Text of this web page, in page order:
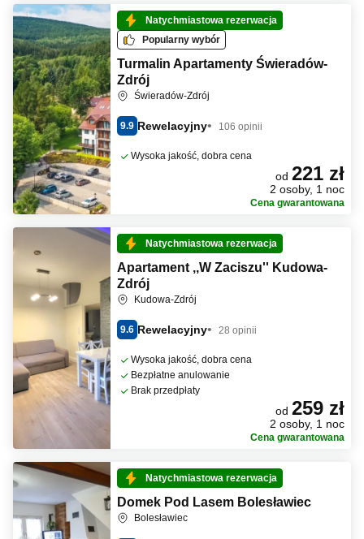
Natychmiastowa rezerwacja
Popularny wybór
Turmalin Apartamenty Świeradów-
Zdrój
Świeradów-Zdrój
9.9 Rewelacyjny 106 opinii
Wysoka jakość, dobra cena
od 221 zł
2 osoby, 1 noc
Cena gwarantowana
Natychmiastowa rezerwacja
Apartament ,,W Zaciszu'' Kudowa-
Zdrój
Kudowa-Zdrój
9.6 Rewelacyjny 28 opinii
Wysoka jakość, dobra cena
Bezpłatne anulowanie
Brak przedpłaty
od 259 zł
2 osoby, 1 noc
Cena gwarantowana
Natychmiastowa rezerwacja
Domek Pod Lasem Bolesławiec
Bolesławiec